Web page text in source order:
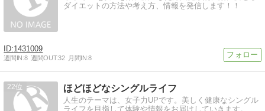
ダイエットの方法や考え方、情報を発信します！！
1431009
週間IN:8 週間OUT:32 月間IN:8
22 ほどほどなシングルライフ
人生のテーマは、女子力UPです。美しく健康なシングル
ライフを目指して体験や情報をお届けしていきます。